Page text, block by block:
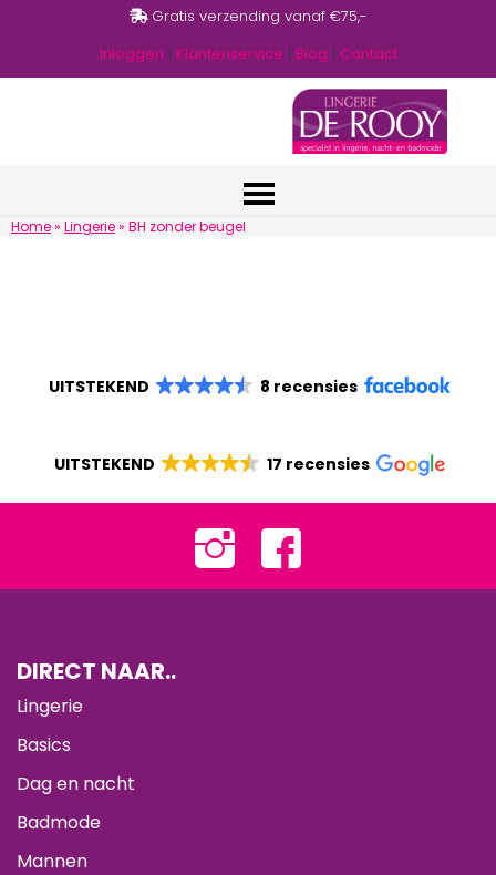
Gratis verzending vanaf €75,-
Inloggen | Klantenservice | Blog | Contact
Home» Lingerie» BH zonder beugel
UITSTEKEND 8 recensies
UITSTEKEND 17 recensies
DIRECT NAAR..
Lingerie
Basics
Dag en nacht
Badmode
Mannen